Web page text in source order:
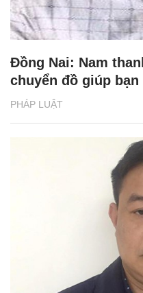
PHÁP LUẬT
Đồng Nai: Nam
chuyển đồ giúp